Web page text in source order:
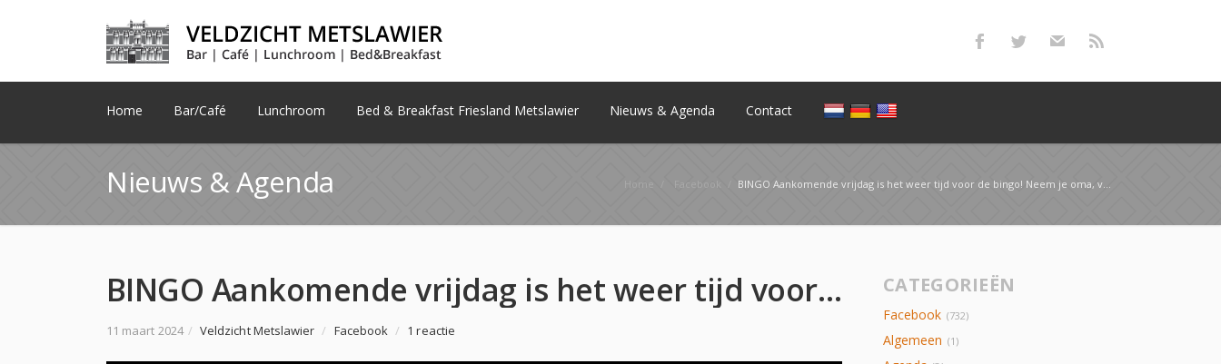
Home Bar/Café Lunchroom Bed & Breakfast Friesland Metslawier Nieuws & Agenda Contact
Home Facebook BINGO Aankomende vrijdag is het weer tijd voor de bingo! Neem je oma, vriendin, buurvrouw of collega…
Nieuws & Agenda
BINGO Aankomende vrijdag is het weer tijd voor de bingo! Neem je oma, vriendin, buurvrouw of collega…
11 maart 2024 / Veldzicht Metslawier / Facebook / 1 reactie
CATEGORIEËN
Facebook (732)
Algemeen (1)